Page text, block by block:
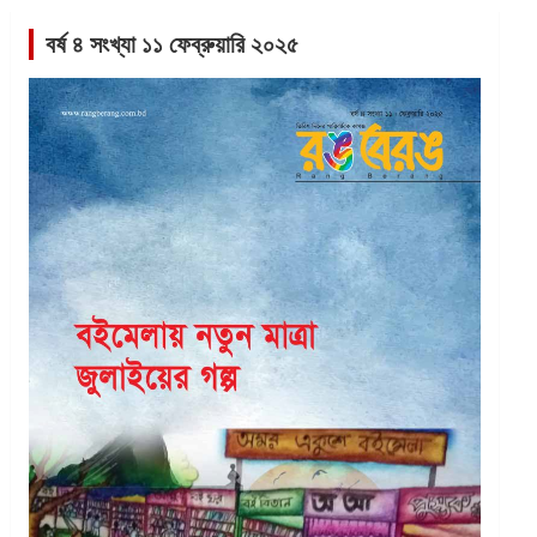
বর্ষ ৪ সংখ্যা ১১ ফেব্রুয়ারি ২০২৫